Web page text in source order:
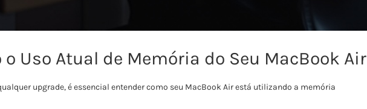
Uso Atual de Memória do Seu MacBook Air
upgrade, é essencial entender como seu MacBook Air está utilizando a memória